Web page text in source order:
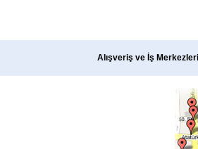
Alışveriş ve İş